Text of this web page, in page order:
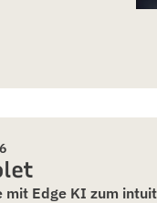
mit Edge KI zum